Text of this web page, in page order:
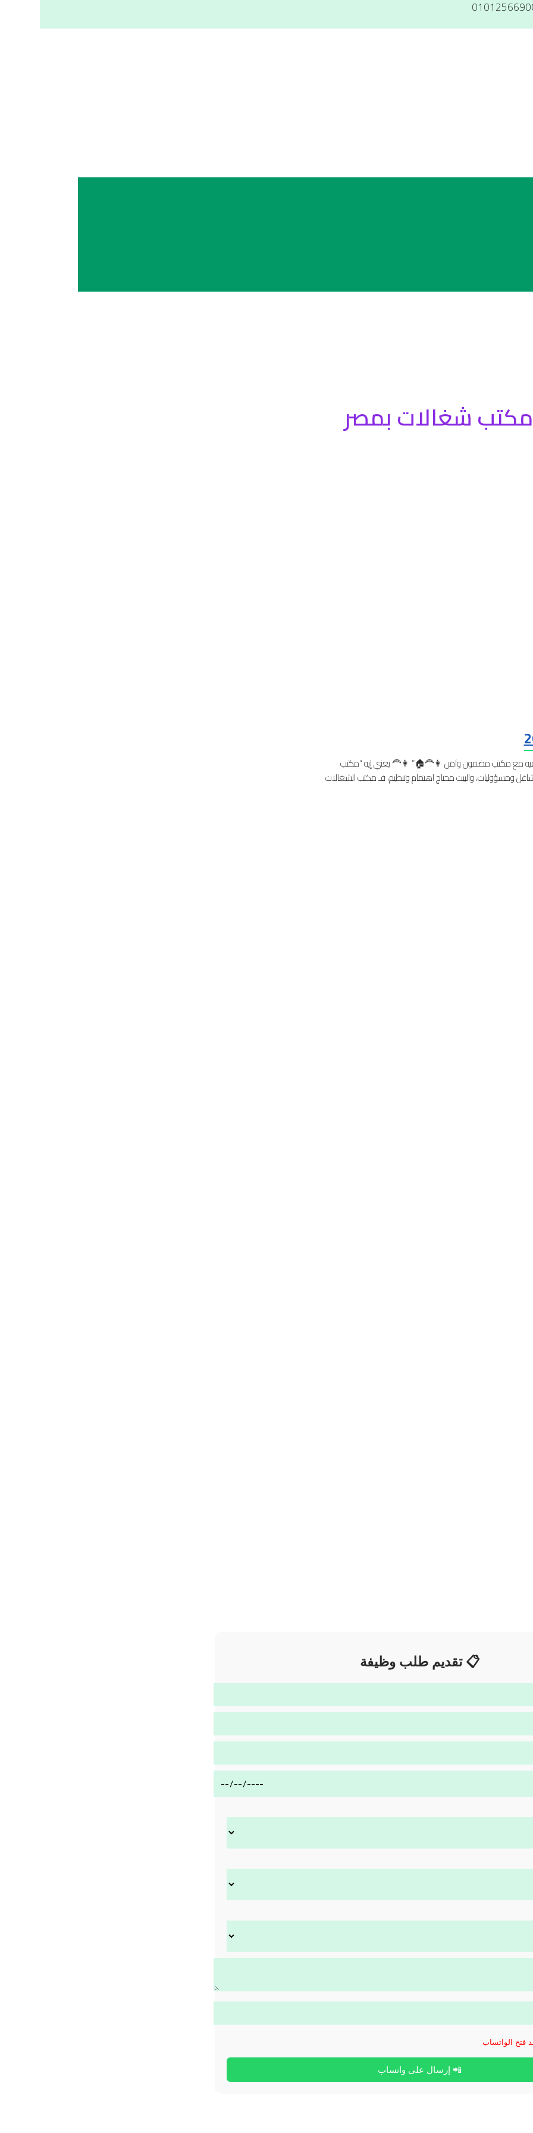
مكتب شغالات بمصر
“اللي يريحك ويساعدك.. هتلاقيه مع مكتب مضمون وآمن 👩‍🦰🏠” 👩‍🦰 يعني إيه “مكتب
والبيت محتاج اهتمام وتنظيم، فـ مكتب الشغالات
📋 تقديم طلب وظيفة
📲 إرسال على واتساب